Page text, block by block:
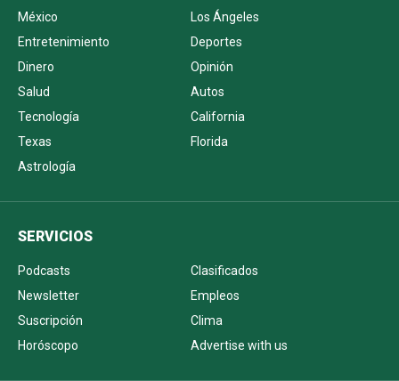
México
Los Ángeles
Entretenimiento
Deportes
Dinero
Opinión
Salud
Autos
Tecnología
California
Texas
Florida
Astrología
SERVICIOS
Podcasts
Clasificados
Newsletter
Empleos
Suscripción
Clima
Horóscopo
Advertise with us